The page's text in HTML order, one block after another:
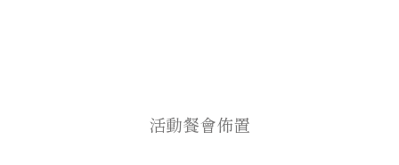
活動餐會佈置